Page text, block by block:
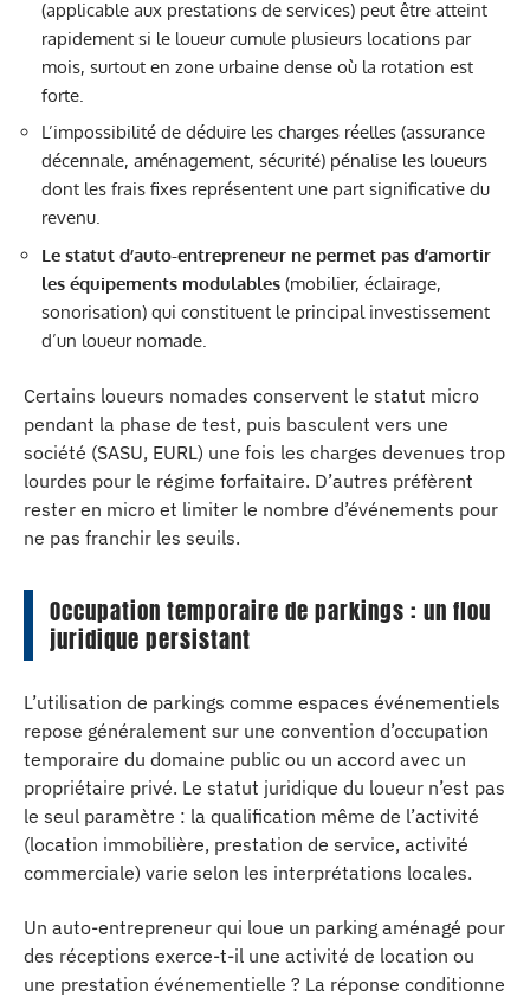
(applicable aux prestations de services) peut être atteint
rapidement si le loueur cumule plusieurs locations par
mois, surtout en zone urbaine dense où la rotation est
forte.
L’impossibilité de déduire les charges réelles (assurance
décennale, aménagement, sécurité) pénalise les loueurs
dont les frais fixes représentent une part significative du
revenu.
Le statut d’auto-entrepreneur ne permet pas d’amortir
les équipements modulables (mobilier, éclairage,
sonorisation) qui constituent le principal investissement
d’un loueur nomade.
Certains loueurs nomades conservent le statut micro
pendant la phase de test, puis basculent vers une
société (SASU, EURL) une fois les charges devenues trop
lourdes pour le régime forfaitaire. D’autres préfèrent
rester en micro et limiter le nombre d’événements pour
ne pas franchir les seuils.
Occupation temporaire de parkings : un flou
juridique persistant
L’utilisation de parkings comme espaces événementiels
repose généralement sur une convention d’occupation
temporaire du domaine public ou un accord avec un
propriétaire privé. Le statut juridique du loueur n’est pas
le seul paramètre : la qualification même de l’activité
(location immobilière, prestation de service, activité
commerciale) varie selon les interprétations locales.
Un auto-entrepreneur qui loue un parking aménagé pour
des réceptions exerce-t-il une activité de location ou
une prestation événementielle ? La réponse conditionne